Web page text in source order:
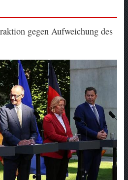
gegen Aufweichung des